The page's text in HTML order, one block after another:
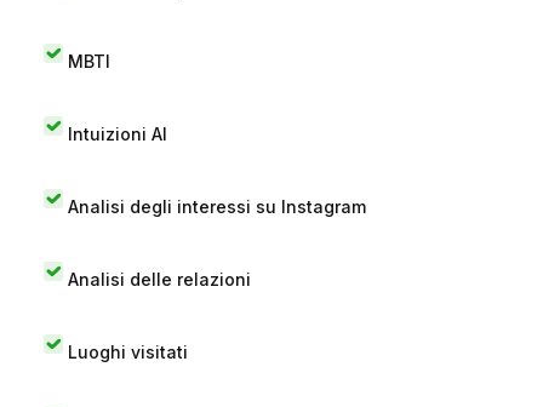
MBTI
Intuizioni AI
Analisi degli interessi su Instagram
Analisi delle relazioni
Luoghi visitati